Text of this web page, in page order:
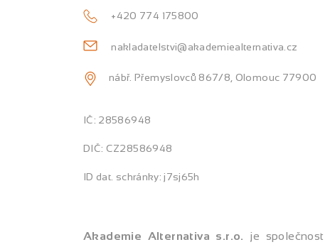
+420 774 175800
nakladatelstvi@akademiealternativa.cz
nábř. Přemyslovců 867/8, Olomouc 77900
IČ: 28586948
DIČ: CZ28586948
ID dat. schránky: j7sj65h
Akademie Alternativa s.r.o. je společnost